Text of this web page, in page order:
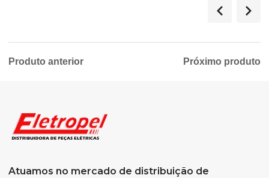
Produto anterior Próximo produto
Atuamos no mercado de distribuição de